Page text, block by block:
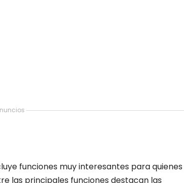
funciones muy interesantes para quienes
las principales funciones destacan las